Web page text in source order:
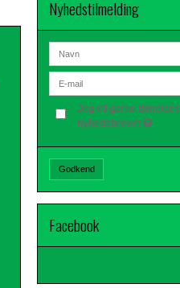
Nyhedstilmelding
Jeg vil gerne tilmeldes
nyhedsbrevet
Godkend
Facebook